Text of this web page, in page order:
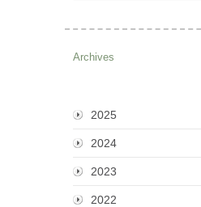
Archives
2025
2024
2023
2022